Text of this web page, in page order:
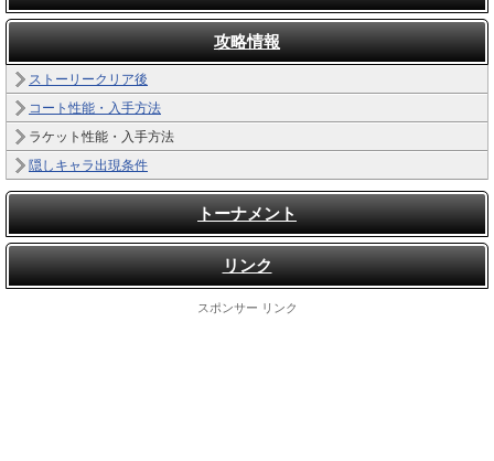
攻略情報
ストーリークリア後
コート性能・入手方法
ラケット性能・入手方法
隠しキャラ出現条件
トーナメント
リンク
スポンサー リンク